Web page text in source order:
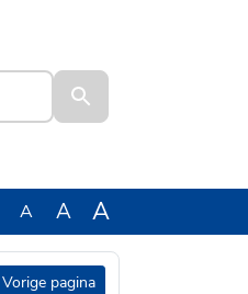
A A A
Vorige pagina